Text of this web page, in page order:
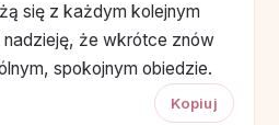
się z każdym kolejnym
nadzieję, że wkrótce znów
spokojnym obiedzie.
Kopiuj